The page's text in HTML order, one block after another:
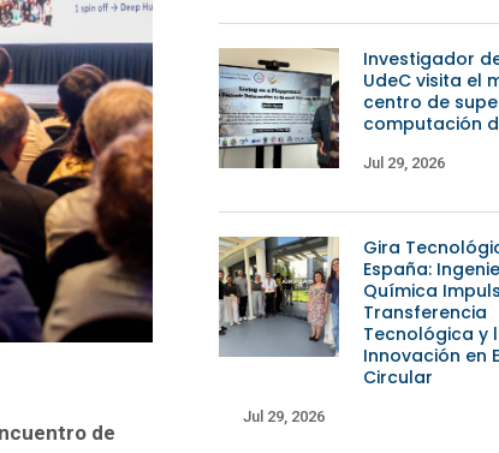
de
Investigador de
UdeC visita el
centro de
computación
Jul 29, 2026
Gira
España:
Química
Transferencia
Tecnológica y
Innovación en
Circular
Jul 29, 2026